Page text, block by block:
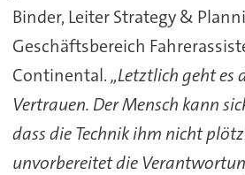
Binder, Leiter Strategy &
Geschäftsbereich
Continental.„Letztlich geht es
Vertrauen. Der Mensch kann
dass die Technik ihm nicht
unvorbereitet die